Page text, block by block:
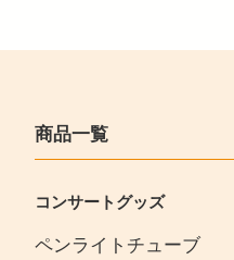
商品一覧
コンサートグッズ
ペンライトチューブ